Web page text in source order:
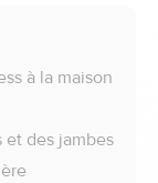
à la maison
et des jambes